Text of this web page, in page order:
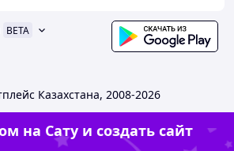
BETA
Казахстана, 2008-2026
на Сату и создать сайт